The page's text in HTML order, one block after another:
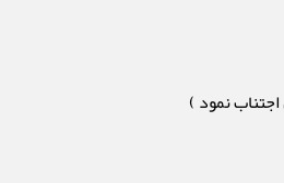
نمود )